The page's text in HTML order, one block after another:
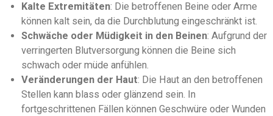
Kalte Extremitäten: Die betroffenen Beine oder Arme
können kalt sein, da die Durchblutung eingeschränkt ist.
Schwäche oder Müdigkeit in den Beinen: Aufgrund der
verringerten Blutversorgung können die Beine sich
schwach oder müde anfühlen.
Veränderungen der Haut: Die Haut an den betroffenen
Stellen kann blass oder glänzend sein. In
fortgeschrittenen Fällen können Geschwüre oder Wunden